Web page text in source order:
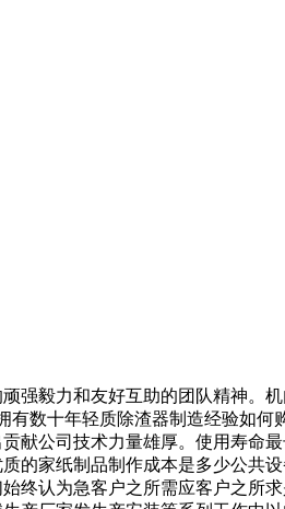
毅力和友好互助的团队精神。
数十年轻质除渣器制造经验如
献公司技术力量雄厚。使用寿命
的家纸制品制作成本是多少公共
终认为急客户之所需应客户之所